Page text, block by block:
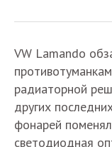
VW Lamando
радиаторной
других
фонарей
светодиодная